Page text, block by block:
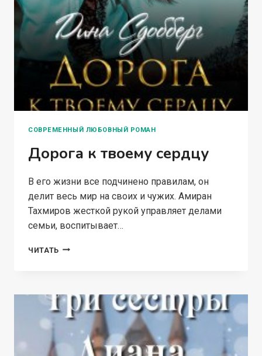
СОВРЕМЕННЫЙ ЛЮБОВНЫЙ РОМАН
Дорога к твоему сердцу
В его жизни все подчинено правилам, он
делит весь мир на своих и чужих. Амиран
Тахмиров жесткой рукой управляет делами
семьи, воспитывает…
ЧИТАТЬ ДОРОГА